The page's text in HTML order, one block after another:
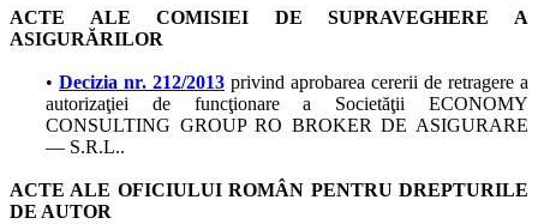
ACTE ALE COMISIEI DE SUPRAVEGHERE A
ASIGURĂRILOR
• Decizia nr. 212/2013 privind aprobarea cererii de retragere a
autorizaţiei de funcţionare a Societăţii ECONOMY
CONSULTING GROUP RO BROKER DE ASIGURARE
— S.R.L..
ACTE ALE OFICIULUI ROMÂN PENTRU DREPTURILE
DE AUTOR